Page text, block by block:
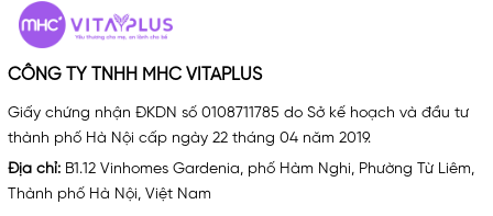
CÔNG TY TNHH MHC VITAPLUS
Giấy chứng nhận ĐKDN số 0108711785 do Sở kế hoạch và đầu tư
thành phố Hà Nội cấp ngày 22 tháng 04 năm 2019.
Địa chỉ: B1.12 Vinhomes Gardenia, phố Hàm Nghi, Phường Từ Liêm,
Thành phố Hà Nội, Việt Nam